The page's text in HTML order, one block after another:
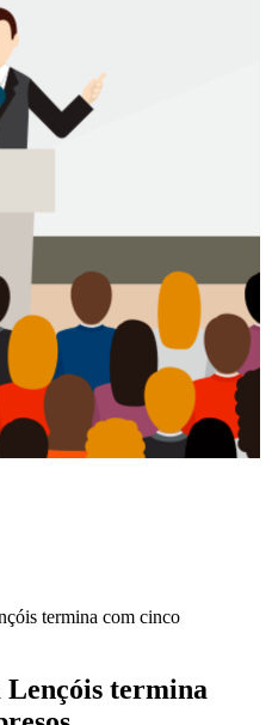
Lençóis termina